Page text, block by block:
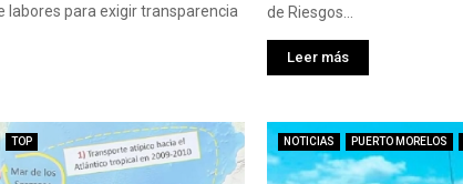
labores para exigir transparencia
de Riesgos...
Leer más
TOP NOTICIAS PUERTO MORELOS